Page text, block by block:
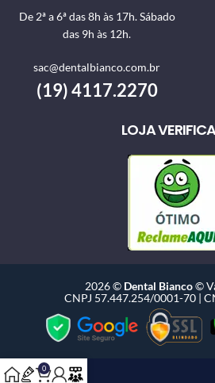
De 2ª a 6ª das 8h às 17h. Sábado
das 9h às 12h.
sac@dentalbianco.com.br
(19) 4117.2270
LOJA
2026 © Dental Bianco©
CNPJ 57.447.254/0001-70 |
0